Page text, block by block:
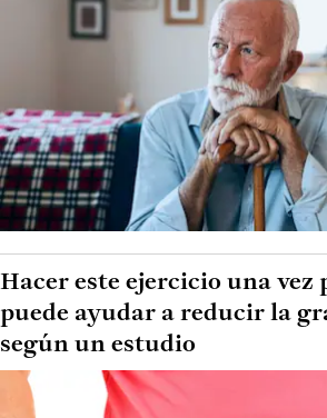
Hacer este ejercicio una vez
puede ayudar a reducir la
según un estudio